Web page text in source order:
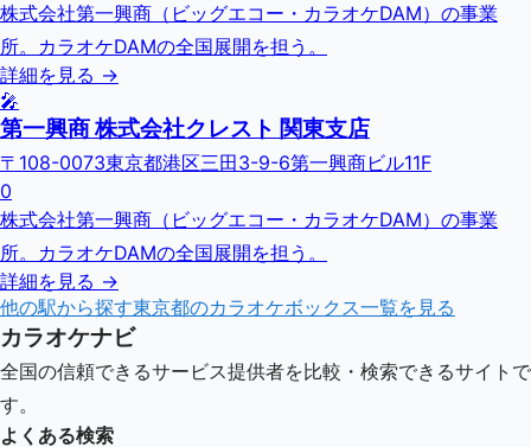
株式会社第一興商（ビッグエコー・カラオケDAM）の事業
所。カラオケDAMの全国展開を担う。
詳細を見る →
🎤
第一興商 株式会社クレスト 関東支店
〒108-0073東京都港区三田3-9-6第一興商ビル11F
0
株式会社第一興商（ビッグエコー・カラオケDAM）の事業
所。カラオケDAMの全国展開を担う。
詳細を見る →
他の駅から探す東京都のカラオケボックス一覧を見る
カラオケナビ
全国の信頼できるサービス提供者を比較・検索できるサイトで
す。
よくある検索